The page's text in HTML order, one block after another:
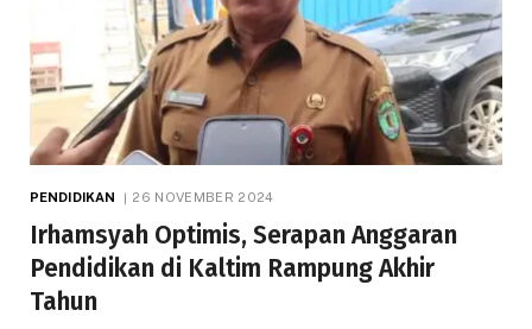
PENDIDIKAN 26 NOVEMBER 2024
Irhamsyah Optimis, Serapan Anggaran
Pendidikan di Kaltim Rampung Akhir
Tahun